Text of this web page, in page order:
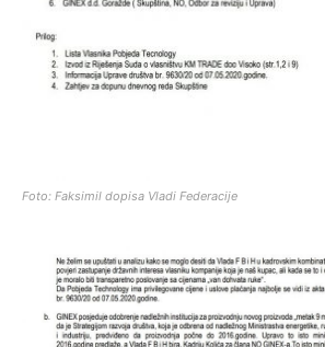
Foto: Faksimil dopisa Vladi Federacije